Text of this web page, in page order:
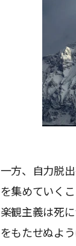
一方、自力脱
を集めていく
楽観主義は死
をもたせぬよ